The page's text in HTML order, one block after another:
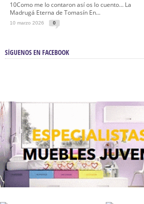
10Como me lo contaron así os lo cuento… La
Madrugá Eterna de Tomasín En...
10 marzo 2026 0
SÍGUENOS EN FACEBOOK